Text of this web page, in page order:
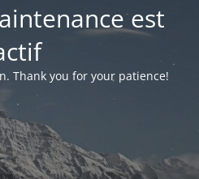
est
Thank you for your patience!